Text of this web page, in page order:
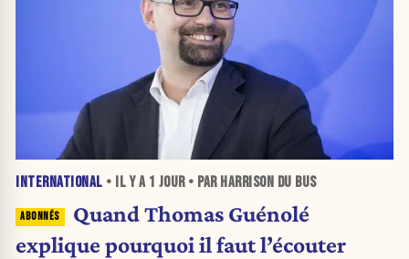
INTERNATIONAL • IL Y A 1 JOUR• PAR HARRISON DU BUS
Quand Thomas Guénolé
explique pourquoi il faut l’écouter